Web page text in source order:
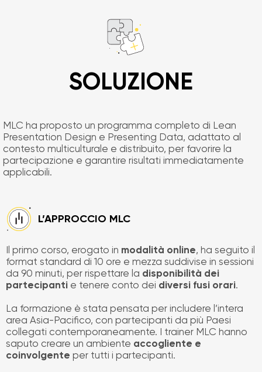
SOLUZIONE
MLC ha proposto un programma completo di Lean
Presentation Design e Presenting Data, adattato al
contesto multiculturale e distribuito, per favorire la
partecipazione e garantire risultati immediatamente
applicabili.
L’APPROCCIO MLC
Il primo corso, erogato in modalità online, ha seguito il
format standard di 10 ore e mezza suddivise in sessioni
da 90 minuti, per rispettare la disponibilità dei
partecipanti e tenere conto dei diversi fusi orari.
La formazione è stata pensata per includere l’intera
area Asia-Pacifico, con partecipanti da più Paesi
collegati contemporaneamente. I trainer MLC hanno
saputo creare un ambiente accogliente e
coinvolgente per tutti i partecipanti.